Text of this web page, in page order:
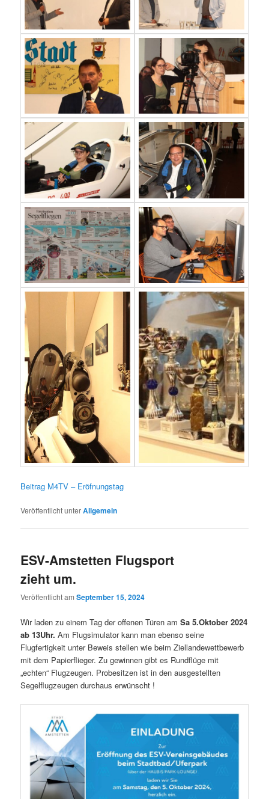
Beitrag M4TV – Eröfnungstag
Veröffentlicht unterAllgemein
ESV-Amstetten Flugsport
zieht um.
Veröffentlicht amSeptember 15, 2024
Wir laden zu einem Tag der offenen Türen amSa 5.Oktober 2024
ab 13Uhr. Am Flugsimulator kann man ebenso seine
Flugfertigkeit unter Beweis stellen wie beim Ziellandewettbewerb
mit dem Papierflieger. Zu gewinnen gibt es Rundflüge mit
„echten“ Flugzeugen. Probesitzen ist in den ausgestellten
Segelflugzeugen durchaus erwünscht !